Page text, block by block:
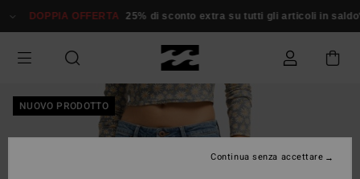
alle
prodotto
DOPPIA OFFERTA 25% di sconto extra su tutti gli articoli in saldo*
NUOVO PRODOTTO
Continua senza accettare